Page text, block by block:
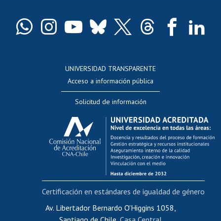
Docentes
Evaluación docente
Calificación académica
Postulación al AUCAI
Funcionarias/os
Cursos internos de capacitación
Bienestar del personal
Portal de movilidad interna
Certificado de renta
Certificado de renta honorarios
UNIVERSIDAD TRANSPARENTE
Acceso a información pública
Solicitud de información
Av. Libertador Bernardo O'Higgins 1058,
Certificación en estándares de igualdad de género